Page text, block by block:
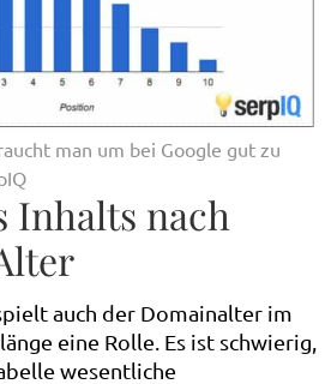
man um bei Google gut zu
Inhalts nach
auch der Domainalter im
eine Rolle. Es ist schwierig,
wesentliche